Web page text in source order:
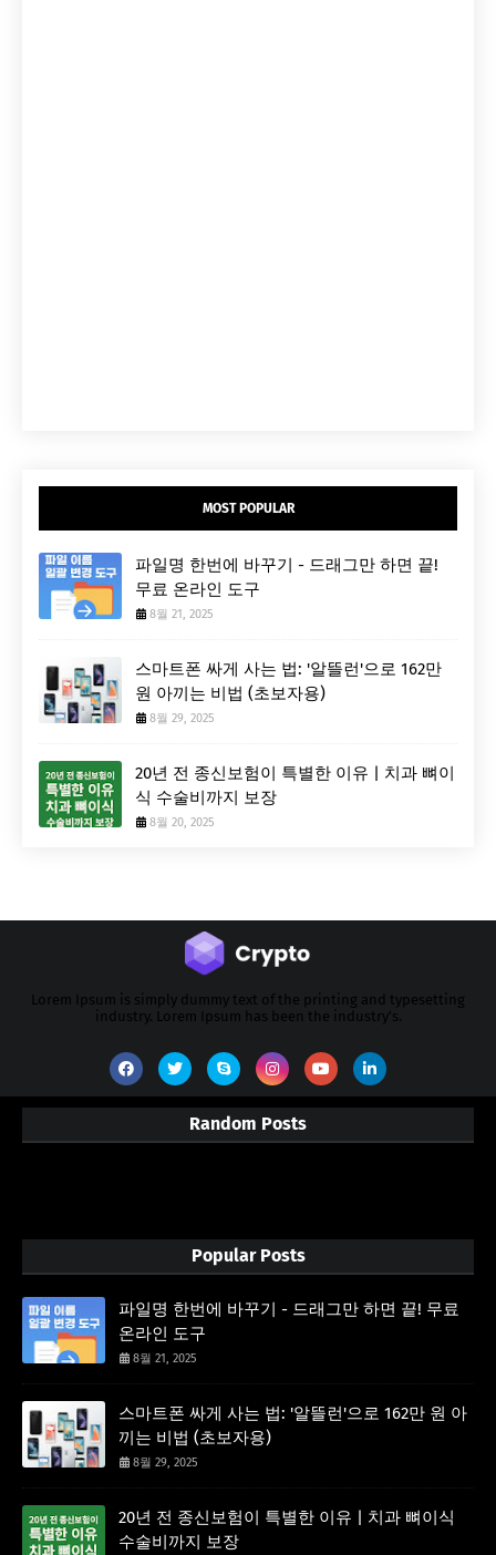
MOST POPULAR
파일명 한번에 바꾸기 - 드래그만 하면 끝!
무료 온라인 도구
8월 21, 2025
스마트폰 싸게 사는 법: '알뜰런'으로 162만
원 아끼는 비법 (초보자용)
8월 29, 2025
20년 전 종신보험이 특별한 이유 | 치과 뼈이
식 수술비까지 보장
8월 20, 2025
Lorem Ipsum is simply dummy text of the printing and typesetting
industry. Lorem Ipsum has been the industry's.
Random Posts
Popular Posts
파일명 한번에 바꾸기 - 드래그만 하면 끝! 무료
온라인 도구
8월 21, 2025
스마트폰 싸게 사는 법: '알뜰런'으로 162만 원 아
끼는 비법 (초보자용)
8월 29, 2025
20년 전 종신보험이 특별한 이유 | 치과 뼈이식
수술비까지 보장